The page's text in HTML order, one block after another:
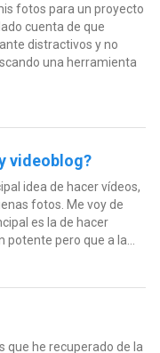
fotos para un proyecto
cuenta de que
distractivos y no
una herramienta
videoblog?
idea de hacer vídeos,
fotos. Me voy de
es la de hacer
pero que a la...
que he recuperado de la